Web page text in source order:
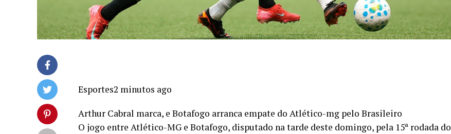
Esportes2 minutos ago
Arthur Cabral marca, e Botafogo arranca empate do Atlético-mg pelo Brasileiro
O jogo entre Atlético-MG e Botafogo, disputado na tarde deste domingo, pela 15ª rodada do